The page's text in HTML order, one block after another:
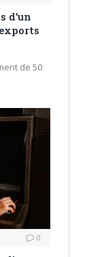
d’un
de 50
0